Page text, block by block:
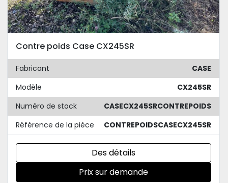
Contre poids Case CX245SR
Fabricant
CASE
Modèle
CX245SR
Numéro de stock
CASECX245SRCONTREPOIDS
Référence de la pièce
CONTREPOIDSCASECX245SR
Des détails
Prix sur demande